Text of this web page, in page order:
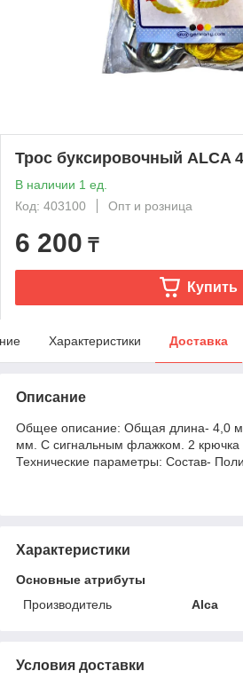
Трос буксировочный ALCA
В наличии 1 ед.
Код: 403100
Опт и розница
6 200 ₸
Купить
Характеристики Доставка
Описание
Общее описание: Общая длина- 4,0
мм. С сигнальным флажком. 2 крючка
Технические параметры: Состав-
Характеристики
Основные атрибуты
Производитель
Alca
Условия доставки